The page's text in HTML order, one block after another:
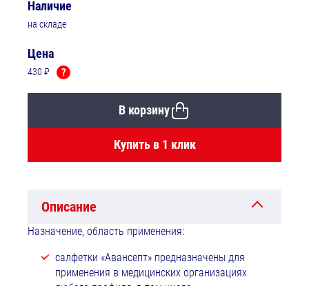
Наличие
на складе
Цена
430 ₽ ?
В корзину
Купить в 1 клик
Описание
Назначение, область применения:
салфетки «Авансепт» предназначены для
применения в медицинских организациях